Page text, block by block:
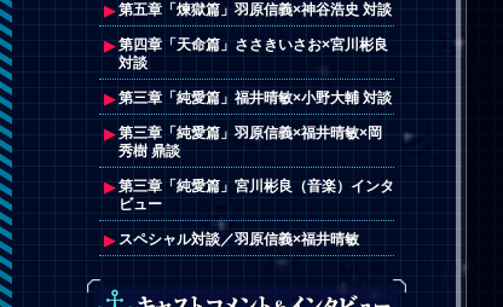
第五章「煉獄篇」羽原信義×神谷浩史 対談
第四章「天命篇」ささきいさお×宮川彬良
対談
第三章「純愛篇」福井晴敏×小野大輔 対談
第三章「純愛篇」羽原信義×福井晴敏×岡
秀樹 鼎談
第三章「純愛篇」宮川彬良（音楽）インタ
ビュー
スペシャル対談／羽原信義×福井晴敏